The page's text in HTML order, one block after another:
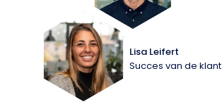
Lisa Leifert
Succes van de klant